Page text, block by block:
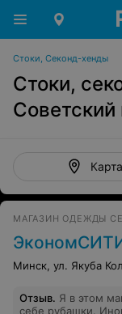
Стоки, Секонд-хенды
Стоки,
Карта
МАГАЗИН ОДЕЖДЫ
Минск, ул. Якуба
Отзыв. Я в этом
себе рубашки.